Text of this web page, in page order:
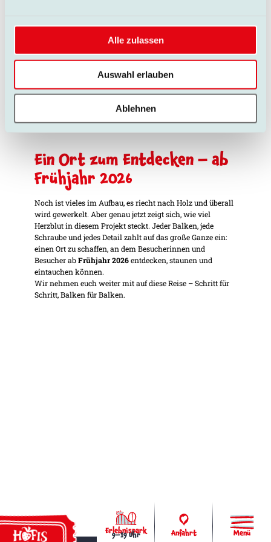
Alle zulassen
Auswahl erlauben
Ablehnen
Hofis Tickets
Erlebnispark
9–19 Uhr Anfahrt Menü
werden. Toiletten, die aussehen wie ein Hühnerstall.
Fahrgeschäfte im Innenbereich, die dem Hofis-Motto treu
, die nicht erklärt, sondern erlebt werden
will.
Erlebniswelt, die Geschichten erzählt – von früher, von
heute und von dem, was Hofis ausmacht.
Ein Ort zum Entdecken – ab
Frühjahr 2026
Noch ist vieles im Aufbau, es riecht nach Holz und überall
wird gewerkelt. Aber genau jetzt zeigt sich, wie viel
Herzblut in diesem Projekt steckt. Jeder Balken, jede
Schraube und jedes Detail zahlt auf das große Ganze ein:
einen Ort zu schaffen, an dem Besucherinnen und
Besucher abFrühjahr 2026entdecken, staunen und
eintauchen können.
Wir nehmen euch weiter mit auf diese Reise – Schritt für
Schritt, Balken für Balken.